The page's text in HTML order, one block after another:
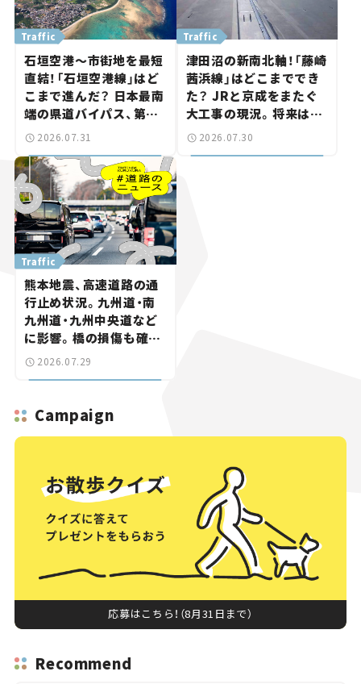
Traffic
石垣空港～市街地を最短
直結！「石垣空港線」はど
こまで進んだ？ 日本最南
端の県道バイパス、第2
工区も延伸開通 【いま気
になる道路計画】
2026.07.31
Traffic
津田沼の新南北軸！「藤崎
茜浜線」はどこまででき
た？ JRと京成をまたぐ
大工事の現況。将来は
「習志野～鎌ケ谷」を最短
直結【いま気になる道路
2026.07.30
Traffic
熊本地震、高速道路の通
行止め状況。九州道・南
九州道・九州中央道など
に影響。橋の損傷も確認
【道路のニュース】
2026.07.29
Campaign
応募はこちら！（8月31日まで）
Recommend